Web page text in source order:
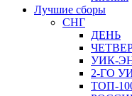
Лучшие сборы
СНГ
ДЕНЬ
УИК-
2-ГО
ТОП-